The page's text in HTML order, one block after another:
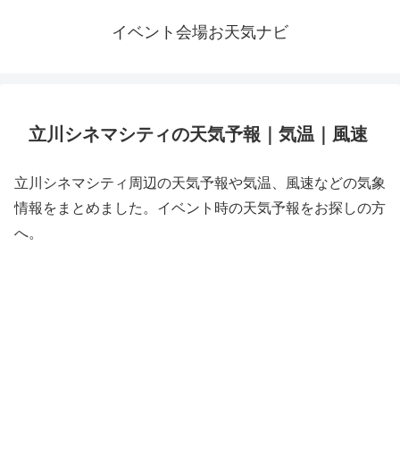
イベント会場お天気ナビ
立川シネマシティの天気予報｜気温｜風速
立川シネマシティ周辺の天気予報や気温、風速などの気象
情報をまとめました。イベント時の天気予報をお探しの方
へ。